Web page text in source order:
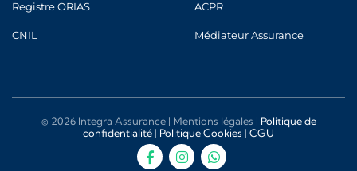
Registre ORIAS ACPR
CNIL Médiateur Assurance
© 2026 Integra Assurance | Mentions légales | Politique de
confidentialité | Politique Cookies | CGU